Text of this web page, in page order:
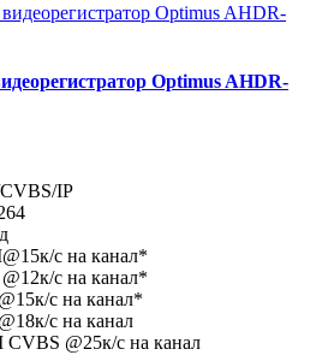
Optimus AHDR-
IP
с на канал*
с на канал*
с на канал*
с на канал
@25к/с на канал